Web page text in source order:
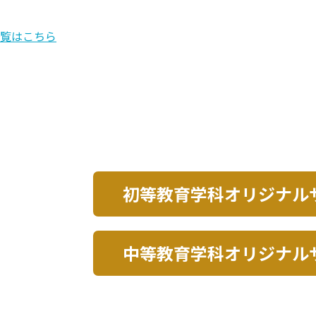
はこちら
初等教育学科オリジナル
中等教育学科オリジナル